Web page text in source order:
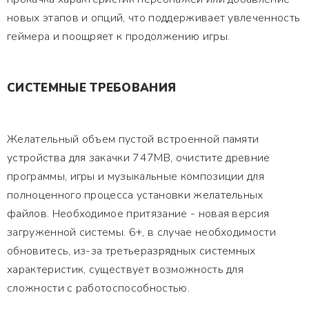
новых этапов и опций, что поддерживает увлеченность
геймера и поощряет к продолжению игры.
СИСТЕМНЫЕ ТРЕБОВАНИЯ
Желательный объем пустой встроенной памяти
устройства для закачки 747MB, очистите древние
программы, игры и музыкальные композиции для
полноценного процесса установки желательных
файлов. Необходимое притязание - новая версия
загруженной системы. 6+, в случае необходимости
обновитесь, из-за третьеразрядных системных
характеристик, существует возможность для
сложности с работоспособностью.